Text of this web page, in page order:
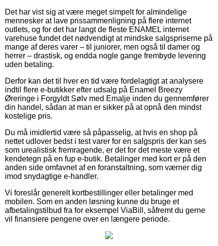
Det har vist sig at være meget simpelt for almindelige
mennesker at lave prissammenligning på flere internet
outlets, og for det har langt de fleste ENAMEL internet
varehuse fundet det nødvendigt at mindske salgspriserne på
mange af deres varer – til juniorer, men også til damer og
herrer – drastisk, og endda nogle gange frembyde levering
uden betaling.
Derfor kan det til hver en tid være fordelagtigt at analysere
indtil flere e-butikker efter udsalg på Enamel Breezy
Øreringe i Forgyldt Sølv med Emalje inden du gennemfører
din handel, sådan at man er sikker på at opnå den mindst
kostelige pris.
Du må imidlertid være så påpasselig, at hvis en shop på
nettet udlover bedst i test varer for en salgspris der kan ses
som urealistisk fremragende, er det for det meste være et
kendetegn på en fup e-butik. Betalinger med kort er på den
anden side omfavnet af en foranstaltning, som værner dig
imod snydagtige e-handler.
Vi foreslår generelt kortbestillinger eller betalinger med
mobilen. Som en anden løsning kunne du bruge et
afbetalingstilbud fra for eksempel ViaBill, såfremt du gerne
vil finansiere pengene over en længere periode.